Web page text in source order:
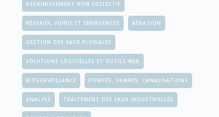
ASSAINISSEMENT NON COLLECTIF
RÉSEAUX, VOIRIE ET ÉMERGENCES AÉRATION
GESTION DES EAUX PLUVIALES
SOLUTIONS LOGICIELLES ET OUTILS WEB
BIOSURVEILLANCE POMPES, VANNES, CANALISATIONS
ANALYSE TRAITEMENT DES EAUX INDUSTRIELLES